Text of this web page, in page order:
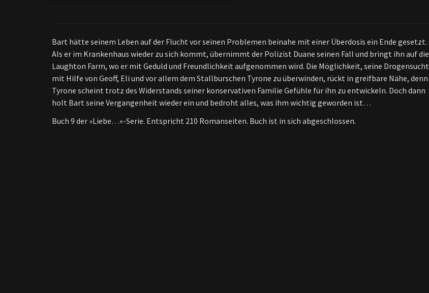
Bart hätte seinem Leben auf der Flucht vor seinen Problemen beinahe mit einer Überdosis ein Ende gesetzt.
Als er im Krankenhaus wieder zu sich kommt, übernimmt der Polizist Duane seinen Fall und bringt ihn auf die
Laughton Farm, wo er mit Geduld und Freundlichkeit aufgenommen wird. Die Möglichkeit, seine Drogensucht
mit Hilfe von Geoff, Eli und vor allem dem Stallburschen Tyrone zu überwinden, rückt in greifbare Nähe, denn
Tyrone scheint trotz des Widerstands seiner konservativen Familie Gefühle für ihn zu entwickeln. Doch dann
holt Bart seine Vergangenheit wieder ein und bedroht alles, was ihm wichtig geworden ist…
Buch 9 der »Liebe…«-Serie. Entspricht 210 Romanseiten. Buch ist in sich abgeschlossen.